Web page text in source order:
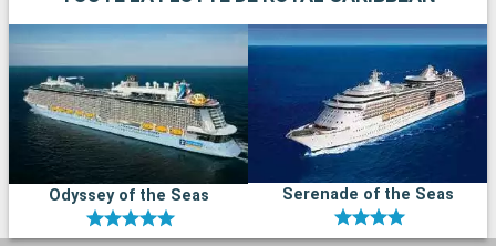
Odyssey of the Seas Serenade of the Seas